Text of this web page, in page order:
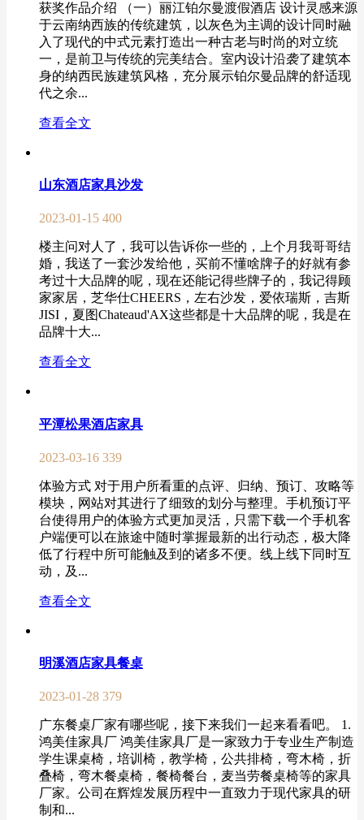
获奖作品介绍 （一）丽江铂尔曼渡假酒店 设计灵感来源
于云南纳西族的传统建筑，以灰色为主调的设计同时融
入了现代的中式元素打造出一种古老与时尚的对立统
一，是前卫与传统的完美结合。室内设计沿袭了建筑本
身的纳西民族建筑风格，充分展示铂尔曼品牌的舒适现
代之余...
查看全文
山东酒店家具沙发
2023-01-15 400
楼主问对人了，我可以告诉你一些的，上个月我哥哥结
婚，我送了一套沙发给他，买前不懂啥牌子的好就有参
考过十大品牌的呢，现在还能记得些牌子的，我记得顾
家家居，芝华仕CHEERS，左右沙发，爱依瑞斯，吉斯
JISI，夏图Chateaud'AX这些都是十大品牌的呢，我是在
品牌十大...
查看全文
平潭松果酒店家具
2023-03-16 339
体验方式 对于用户所看重的点评、归纳、预订、攻略等
模块，网站对其进行了细致的划分与整理。手机预订平
台使得用户的体验方式更加灵活，只需下载一个手机客
户端便可以在旅途中随时掌握最新的出行动态，极大降
低了行程中所可能触及到的诸多不便。线上线下同时互
动，及...
查看全文
明溪酒店家具餐桌
2023-01-28 379
广东餐桌厂家有哪些呢，接下来我们一起来看看吧。 1.
鸿美佳家具厂 鸿美佳家具厂是一家致力于专业生产制造
学生课桌椅，培训椅，教学椅，公共排椅，弯木椅，折
叠椅，弯木餐桌椅，餐椅餐台，麦当劳餐桌椅等的家具
厂家。公司在辉煌发展历程中一直致力于现代家具的研
制和...